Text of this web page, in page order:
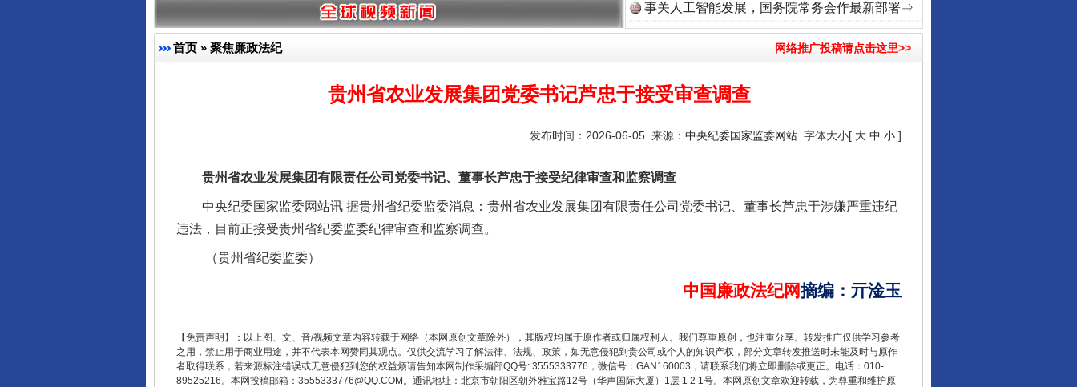
事关人工智能发展，国务院常务会作最新部署⇒
首页 » 聚焦廉政法纪 网络推广投稿请点击这里>>
贵州省农业发展集团党委书记芦忠于接受审查调查
发布时间：2026-06-05 来源： 中央纪委国家监委网站 字体大小[ 大 中 小 ]
贵州省农业发展集团有限责任公司党委书记、董事长芦忠于接受纪律审查和监察调查
中央纪委国家监委网站讯 据贵州省纪委监委消息：贵州省农业发展集团有限责任公司党委书记、董事长芦忠于涉嫌严重违纪
违法，目前正接受贵州省纪委监委纪律审查和监察调查。
（贵州省纪委监委）
中国廉政法纪网摘编 ： 亓淦玉
【免责声明】：以上图、文、音/视频文章内容转载于网络（本网原创文章除外），其版权均属于原作者或归属权利人。我们尊重原创，也注重分享。转发推广仅供学习参考
之用，禁止用于商业用途，并不代表本网赞同其观点。仅供交流学习了解法律、法规、政策，如无意侵犯到贵公司或个人的知识产权，部分文章转发推送时未能及时与原作
者取得联系，若来源标注错误或无意侵犯到您的权益烦请告知本网制作采编部QQ号: 3555333776，微信号：GAN160003，请联系我们将立即删除或更正。电话：010-
89525216。本网投稿邮箱：3555333776@QQ.COM。通讯地址：北京市朝阳区朝外雅宝路12号（华声国际大厦）1层 1 2 1号。本网原创文章欢迎转载，为尊重和维护原
以产业富民促振兴 酒驾未被当场查获能处罚吗
受贿1.44亿！段成刚被判无期 从幼儿园到大学，有这些资助 “后车司机肯定在骂我”